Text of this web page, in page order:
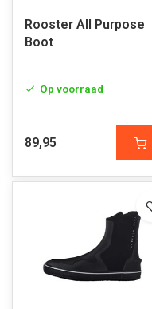
Rooster All Purpose
Boot
Op voorraad
89,95